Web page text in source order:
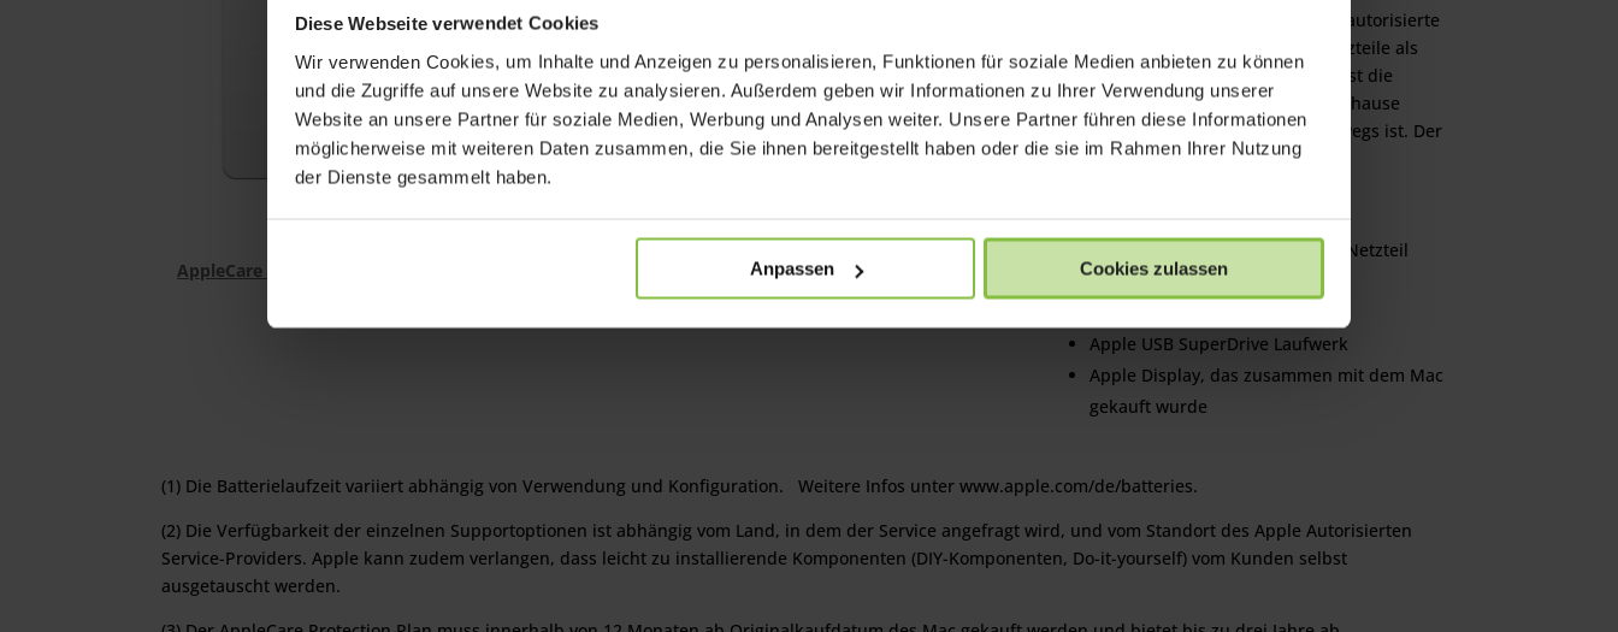
Diese Webseite verwendet Cookies
Wir verwenden Cookies, um Inhalte und Anzeigen zu personalisieren, Funktionen für soziale Medien anbieten zu können
und die Zugriffe auf unsere Website zu analysieren. Außerdem geben wir Informationen zu Ihrer Verwendung unserer
Website an unsere Partner für soziale Medien, Werbung und Analysen weiter. Unsere Partner führen diese Informationen
möglicherweise mit weiteren Daten zusammen, die Sie ihnen bereitgestellt haben oder die sie im Rahmen Ihrer Nutzung
der Dienste gesammelt haben.
Anpassen Cookies zulassen
AppleCare Protection Plan für Mac mini
sodass sich die meisten Probleme mit einem
Anruf beheben lassen. Vorteile:
Direkter Kontakt zu Apple Experten
Weltweiter Apple Hardwareservice vor Ort (2)
Serviceoptionen durch von Apple autorisierte
Techniker und deckt sowohl Ersatzteile als
auch die Arbeitszeit ab. Der Plan ist die
perfekte Lösung – egal, ob man zuhause
arbeitet oder mit dem Mac unterwegs ist. Der
Apple Hardwareschutz umfasst:
Mitgeliefertes Zubehör wie das Netzteil
Apple Arbeitsspeicher (RAM)
Apple USB SuperDrive Laufwerk
Apple Display, das zusammen mit dem Mac
gekauft wurde
(1) Die Batterielaufzeit variiert abhängig von Verwendung und Konfiguration. Weitere Infos unter www.apple.com/de/batteries.
(2) Die Verfügbarkeit der einzelnen Supportoptionen ist abhängig vom Land, in dem der Service angefragt wird, und vom Standort des Apple Autorisierten
Service-Providers. Apple kann zudem verlangen, dass leicht zu installierende Komponenten (DIY-Komponenten, Do-it-yourself) vom Kunden selbst
ausgetauscht werden.